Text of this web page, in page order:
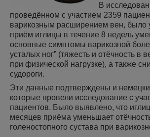
В
проведённом с участием 2359
варикозным расширением вен, было
приём иглицы в течение 8 недель
основные симптомы варикозной
усталых ног” (тяжесть и отёчность в
при физической нагрузке), а также
судороги.
Эти данные подтверждены и
которые провели исследование с
пациентов. Было выявлено, что
месяцев приёма уменьшает
голеностопного сустава при